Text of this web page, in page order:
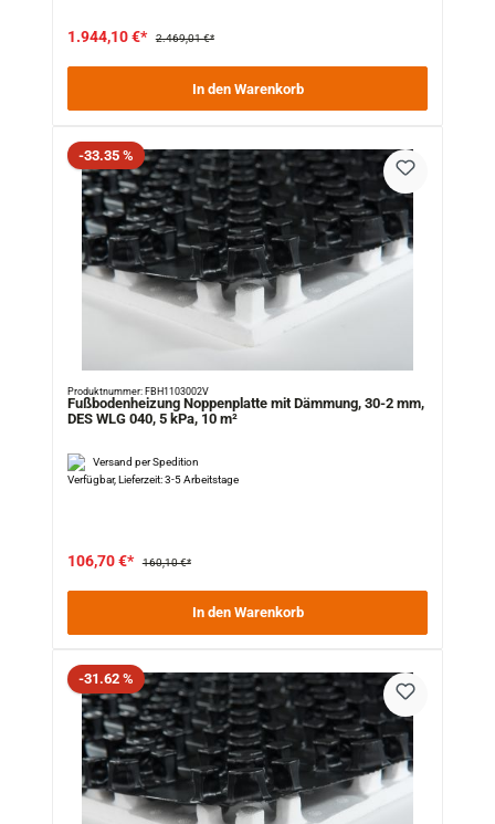
1.944,10 €* 2.469,01 €*
In den Warenkorb
Rabatt
-33.35 %
Produktnummer: FBH1103002V
Fußbodenheizung Noppenplatte mit Dämmung, 30-2 mm,
DES WLG 040, 5 kPa, 10 m²
Versand per Spedition
Verfügbar, Lieferzeit: 3-5 Arbeitstage
106,70 €* 160,10 €*
In den Warenkorb
Rabatt
-31.62 %